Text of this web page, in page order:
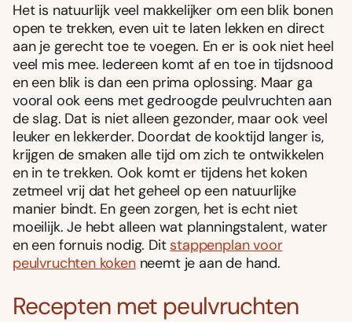
Het is natuurlijk veel makkelijker om een blik bonen
open te trekken, even uit te laten lekken en direct
aan je gerecht toe te voegen. En er is ook niet heel
veel mis mee. Iedereen komt af en toe in tijdsnood
en een blik is dan een prima oplossing. Maar ga
vooral ook eens met gedroogde peulvruchten aan
de slag. Dat is niet alleen gezonder, maar ook veel
leuker en lekkerder. Doordat de kooktijd langer is,
krijgen de smaken alle tijd om zich te ontwikkelen
en in te trekken. Ook komt er tijdens het koken
zetmeel vrij dat het geheel op een natuurlijke
manier bindt. En geen zorgen, het is echt niet
moeilijk. Je hebt alleen wat planningstalent, water
en een fornuis nodig. Dit stappenplan voor
peulvruchten kokenneemt je aan de hand.
Recepten met peulvruchten